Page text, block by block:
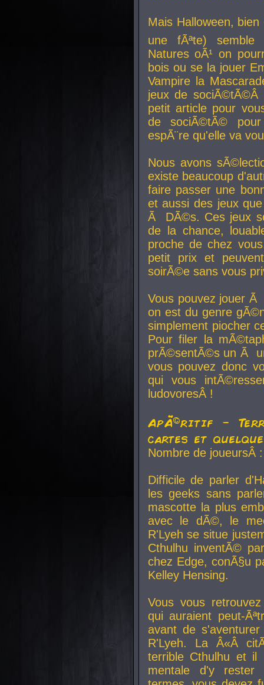
Mais Halloween, bien
une fÃªte) semble
Natures oÃ¹ on
bois ou se la jouer
Vampire la
jeux de
petit article pour
de sociÃ©tÃ©
espÃ¨re qu'elle va
Nous avons
existe beaucoup
faire passer une
et aussi des jeux
Ã DÃ©s. Ces jeux
de la chance,
proche de chez
petit prix et
soirÃ©e sans vous
Vous pouvez jouer
on est du genre
simplement piocher
Pour filer la
prÃ©sentÃ©s un Ã
vous pouvez donc
qui vous
ludovoresÂ !
ApÃ©ritif -
cartes et
Nombre de
Difficile de parler
les geeks sans
mascotte la plus
avec le dÃ©, le
R'Lyeh se situe
Cthulhu inventÃ©
chez Edge, conÃ§u
Kelley Hensing.
Vous vous
qui auraient peut-
avant de
R'Lyeh. La Â«Â
terrible Cthulhu et
mentale d'y rester